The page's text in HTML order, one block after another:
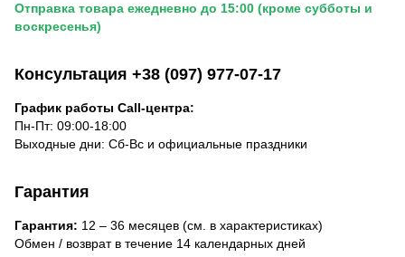
Отправка товара ежедневно до 15:00 (кроме субботы и
воскресенья)
Консультация +38 (097) 977-07-17
График работы Call-центра:
Пн-Пт: 09:00-18:00
Выходные дни: Сб-Вс и официальные праздники
Гарантия
Гарантия: 12 – 36 месяцев (см. в характеристиках)
Обмен / возврат в течение 14 календарных дней